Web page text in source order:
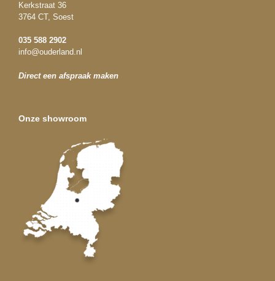
Kerkstraat 36
3764 CT, Soest
035 588 2902
info@ouderland.nl
Direct een afspraak maken
Onze showroom